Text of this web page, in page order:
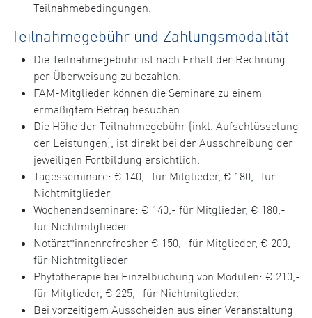
Teilnahmebedingungen.
Teilnahmegebühr und Zahlungsmodalität
Die Teilnahmegebühr ist nach Erhalt der Rechnung
per Überweisung zu bezahlen.
FAM-Mitglieder können die Seminare zu einem
ermäßigtem Betrag besuchen.
Die Höhe der Teilnahmegebühr (inkl. Aufschlüsselung
der Leistungen), ist direkt bei der Ausschreibung der
jeweiligen Fortbildung ersichtlich.
Tagesseminare: € 140,- für Mitglieder, € 180,- für
Nichtmitglieder
Wochenendseminare: € 140,- für Mitglieder, € 180,-
für Nichtmitglieder
Notärzt*innenrefresher € 150,- für Mitglieder, € 200,-
für Nichtmitglieder
Phytotherapie bei Einzelbuchung von Modulen: € 210,-
für Mitglieder, € 225,- für Nichtmitglieder.
Bei vorzeitigem Ausscheiden aus einer Veranstaltung